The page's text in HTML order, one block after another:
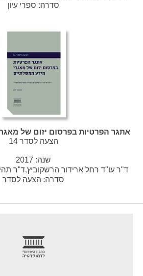
סדרה: ספרי עיון
אתגר הפרטיות בפרסום יזום של
הצעה לסדר 14
שנה: 2017
ד"ר עו"ד רחל ארידור הרשקוביץ,ד"ר
סדרה: הצעה לסדר